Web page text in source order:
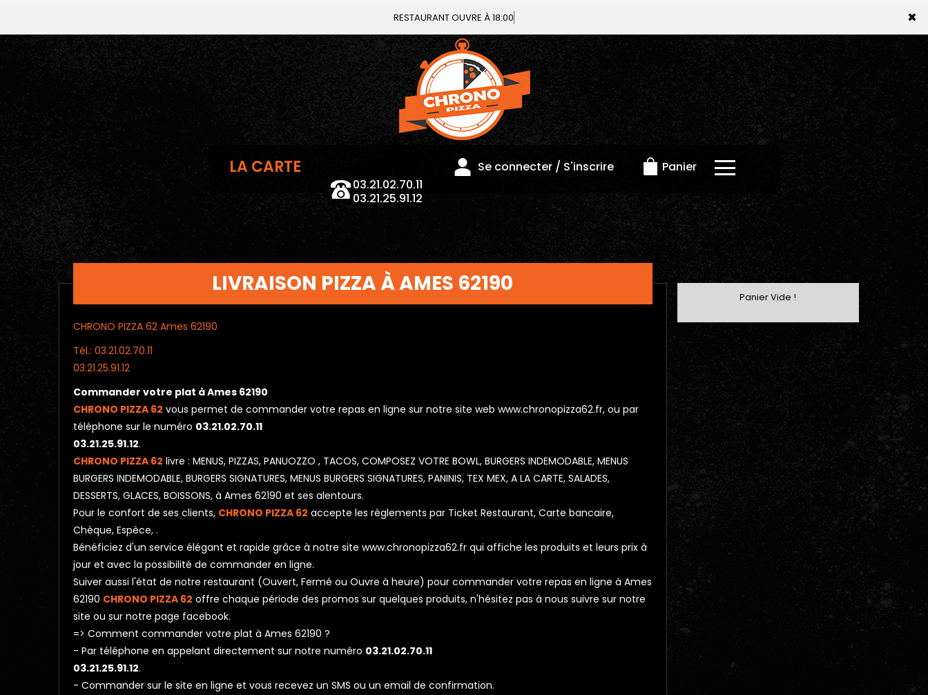
×
RESTAURANT OUVRE À
LA CARTE Se connecter / S'inscrire Panier
×
LIVRAISON PIZZA À AMES 62190
CHRONO PIZZA 62 Ames 62190
Tél.: 03.21.02.70.11
03.21.25.91.12
Commander votre plat à Ames 62190
CHRONO PIZZA 62 vous permet de commander votre repas en ligne sur notre site web www.chronopizza62.fr, ou par
téléphone sur le numéro 03.21.02.70.11
03.21.25.91.12.
CHRONO PIZZA 62 livre : MENUS, PIZZAS, PANUOZZO , TACOS, COMPOSEZ VOTRE BOWL, BURGERS INDEMODABLE, MENUS
BURGERS INDEMODABLE, BURGERS SIGNATURES, MENUS BURGERS SIGNATURES, PANINIS, TEX MEX, A LA CARTE, SALADES,
DESSERTS, GLACES, BOISSONS, à Ames 62190 et ses alentours.
Pour le confort de ses clients, CHRONO PIZZA 62 accepte les règlements par Ticket Restaurant, Carte bancaire,
Chèque, Espèce, .
Bénéficiez d'un service élégant et rapide grâce à notre site www.chronopizza62.fr qui affiche les produits et leurs prix à
jour et avec la possibilité de commander en ligne.
Suiver aussi l'état de notre restaurant (Ouvert, Fermé ou Ouvre à heure) pour commander votre repas en ligne à Ames
62190 CHRONO PIZZA 62 offre chaque période des promos sur quelques produits, n'hésitez pas à nous suivre sur notre
site ou sur notre page facebook.
=> Comment commander votre plat à Ames 62190 ?
- Par téléphone en appelant directement sur notre numéro 03.21.02.70.11
03.21.25.91.12.
- Commander sur le site en ligne et vous recevez un SMS ou un email de confirmation.
Panier Vide !